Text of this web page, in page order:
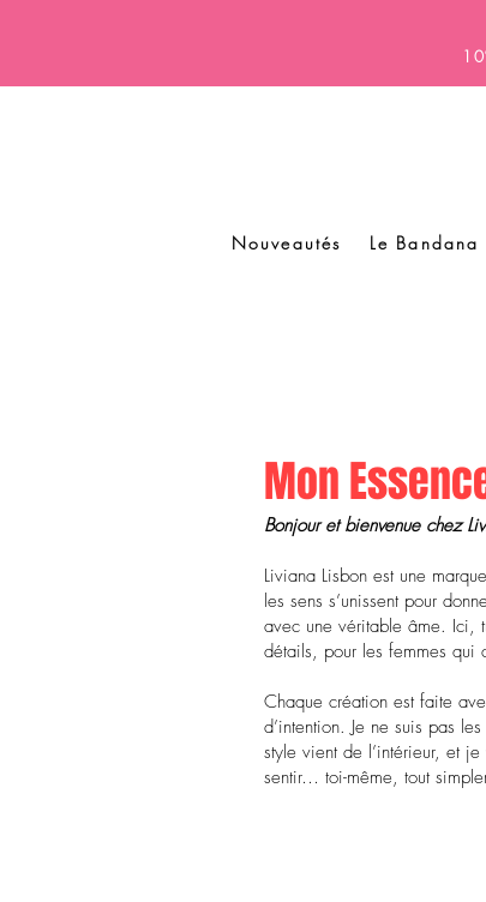
Nouveautés Le Bandana
Mon
Bonjour et bienvenue chez
Liviana Lisbon est une
les sens s’unissent pour
avec une véritable âme. Ici,
détails, pour les femmes qui
Chaque création est faite
d’intention. Je ne suis pas
style vient de l’intérieur, et
sentir… toi-même, tout